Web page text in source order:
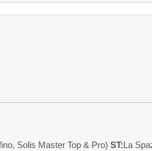
Solis Master Top & Pro)ST:La